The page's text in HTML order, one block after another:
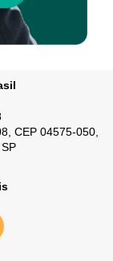
CEP 04575-050,